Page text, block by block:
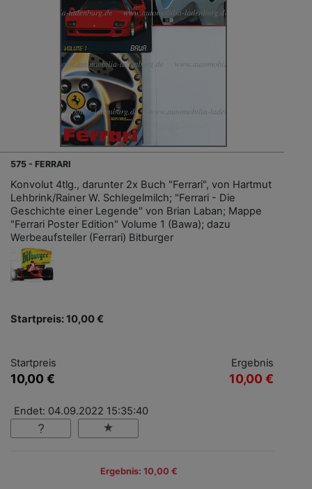
575 - FERRARI
Konvolut 4tlg., darunter 2x Buch "Ferrari", von Hartmut
Lehbrink/Rainer W. Schlegelmilch; "Ferrari - Die
Geschichte einer Legende" von Brian Laban; Mappe
"Ferrari Poster Edition" Volume 1 (Bawa); dazu
Werbeaufsteller (Ferrari) Bitburger
Startpreis: 10,00 €
Startpreis
10,00 €
Ergebnis
10,00 €
Endet: 04.09.2022 15:35:40
Ergebnis: 10,00 €